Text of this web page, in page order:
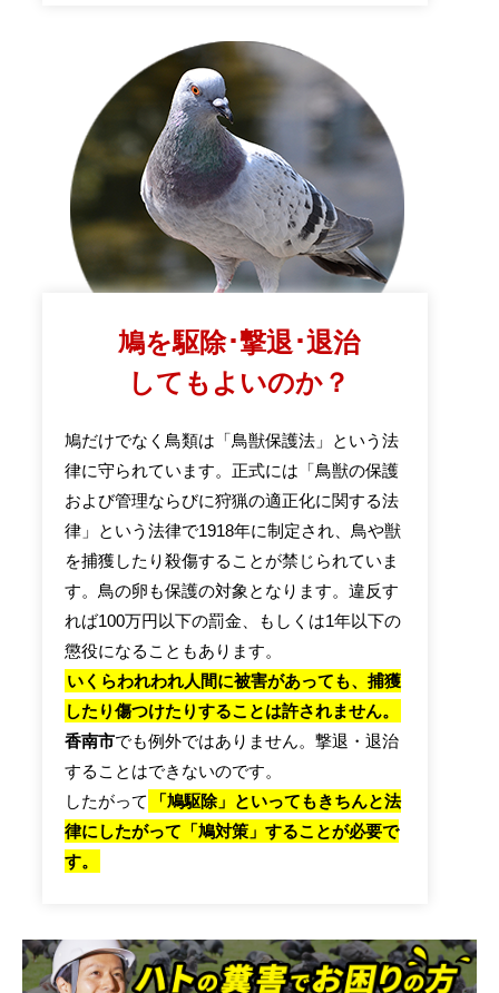
鳩を駆除･撃退･退治
してもよいのか？
鳩だけでなく鳥類は「鳥獣保護法」という法
律に守られています。正式には「鳥獣の保護
および管理ならびに狩猟の適正化に関する法
律」という法律で1918年に制定され、鳥や獣
を捕獲したり殺傷することが禁じられていま
す。鳥の卵も保護の対象となります。違反す
れば100万円以下の罰金、もしくは1年以下の
懲役になることもあります。
いくらわれわれ人間に被害があっても、捕獲
したり傷つけたりすることは許されません。
香南市でも例外ではありません。撃退・退治
することはできないのです。
したがって
「鳩駆除」といってもきちんと法
律にしたがって「鳩対策」することが必要で
す。